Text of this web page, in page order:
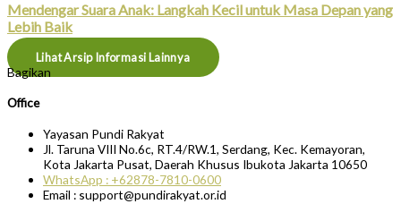
Mendengar Suara Anak: Langkah Kecil untuk Masa Depan yang
Lebih Baik
Lihat Arsip Informasi Lainnya
Bagikan
Office
Yayasan Pundi Rakyat
Jl. Taruna VIII No.6c, RT.4/RW.1, Serdang, Kec. Kemayoran,
Kota Jakarta Pusat, Daerah Khusus Ibukota Jakarta 10650
WhatsApp : +62878-7810-0600
Email : support@pundirakyat.or.id